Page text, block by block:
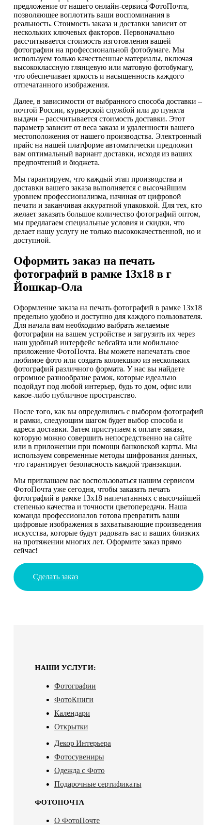
предложение от нашего онлайн-сервиса ФотоПочта,
позволяющее воплотить ваши воспоминания в
реальность. Стоимость заказа и доставки зависит от
нескольких ключевых факторов. Первоначально
рассчитывается стоимость изготовления вашей
фотографии на профессиональной фотобумаге. Мы
используем только качественные материалы, включая
высококлассную глянцевую или матовую фотобумагу,
что обеспечивает яркость и насыщенность каждого
отпечатанного изображения.
Далее, в зависимости от выбранного способа доставки –
почтой России, курьерской службой или до пункта
выдачи – рассчитывается стоимость доставки. Этот
параметр зависит от веса заказа и удаленности вашего
местоположения от нашего производства. Электронный
прайс на нашей платформе автоматически предложит
вам оптимальный вариант доставки, исходя из ваших
предпочтений и бюджета.
Мы гарантируем, что каждый этап производства и
доставки вашего заказа выполняется с высочайшим
уровнем профессионализма, начиная от цифровой
печати и заканчивая аккуратной упаковкой. Для тех, кто
желает заказать большое количество фотографий оптом,
мы предлагаем специальные условия и скидки, что
делает нашу услугу не только высококачественной, но и
доступной.
Оформить заказ на печать
фотографий в рамке 13х18 в г
Йошкар-Ола
Оформление заказа на печать фотографий в рамке 13х18
предельно удобно и доступно для каждого пользователя.
Для начала вам необходимо выбрать желаемые
фотографии на вашем устройстве и загрузить их через
наш удобный интерфейс вебсайта или мобильное
приложение ФотоПочта. Вы можете напечатать свое
любимое фото или создать коллекцию из нескольких
фотографий различного формата. У нас вы найдете
огромное разнообразие рамок, которые идеально
подойдут под любой интерьер, будь то дом, офис или
какое-либо публичное пространство.
После того, как вы определились с выбором фотографий
и рамки, следующим шагом будет выбор способа и
адреса доставки. Затем приступаем к оплате заказа,
которую можно совершить непосредственно на сайте
или в приложении при помощи банковской карты. Мы
используем современные методы шифрования данных,
что гарантирует безопасность каждой транзакции.
Мы приглашаем вас воспользоваться нашим сервисом
ФотоПочта уже сегодня, чтобы заказать печать
фотографий в рамке 13х18 напечатанных с высочайшей
степенью качества и точности цветопередачи. Наша
команда профессионалов готова превратить ваши
цифровые изображения в захватывающие произведения
искусства, которые будут радовать вас и ваших близких
на протяжении многих лет. Оформите заказ прямо
сейчас!
Сделать заказ
НАШИ УСЛУГИ:
Фотографии
ФотоКниги
Календари
Открытки
Декор Интерьера
Фотосувениры
Одежда с Фото
Подарочные сертификаты
ФОТОПОЧТА
О ФотоПочте